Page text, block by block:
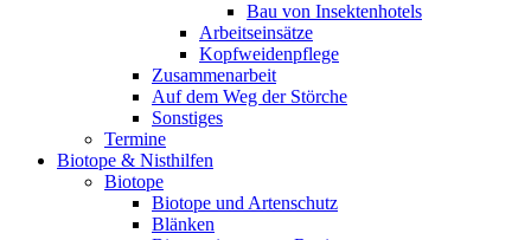
Bau von Insektenhotels
Arbeitseinsätze
Kopfweidenpflege
Zusammenarbeit
Auf dem Weg der Störche
Sonstiges
Termine
Biotope & Nisthilfen
Biotope
Biotope und Artenschutz
Blänken